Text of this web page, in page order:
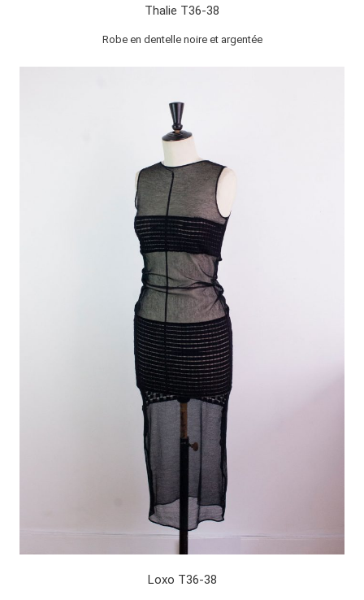
Thalie T36-38
Robe en dentelle noire et argentée
Loxo T36-38